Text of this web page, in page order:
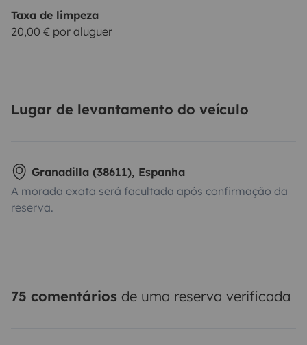
Taxa de limpeza
20,00 € por aluguer
Lugar de levantamento do veículo
Granadilla (38611), Espanha
A morada exata será facultada após confirmação da
reserva.
75 comentários de uma reserva verificada